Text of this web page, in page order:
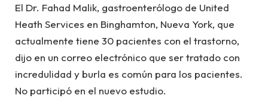
El Dr. Fahad Malik, gastroenterólogo de United
Heath Services en Binghamton, Nueva York, que
actualmente tiene 30 pacientes con el trastorno,
dijo en un correo electrónico que ser tratado con
incredulidad y burla es común para los pacientes.
No participó en el nuevo estudio.